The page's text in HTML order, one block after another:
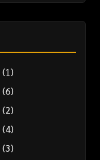
(1)
(6)
(2)
(4)
(3)